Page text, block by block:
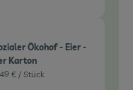
Ökohof - Eier -
Karton
€ / Stück